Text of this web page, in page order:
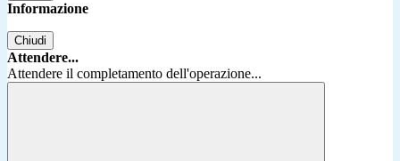
Informazione
Chiudi
Attendere...
Attendere il completamento dell'operazione...